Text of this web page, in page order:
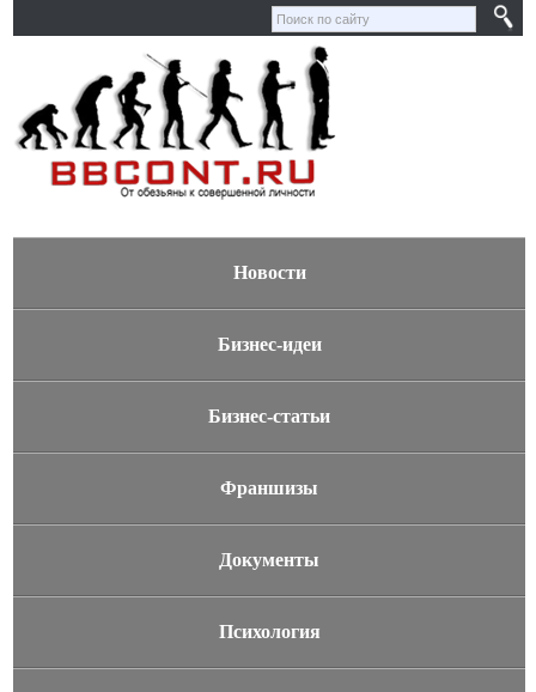
Новости
Бизнес-идеи
Бизнес-статьи
Франшизы
Документы
Психология